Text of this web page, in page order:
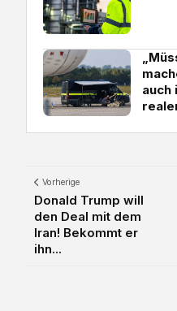
auch
Vorherige
Donald Trump will
den Deal mit dem
Iran! Bekommt er
ihn...